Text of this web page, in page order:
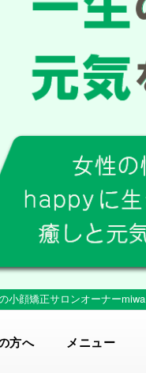
小顔矯正サロンオーナーmiwa
方へ メニュー